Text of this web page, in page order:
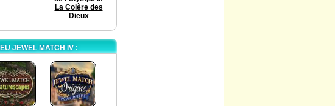
La Colère des
Dieux
JEWEL MATCH IV :